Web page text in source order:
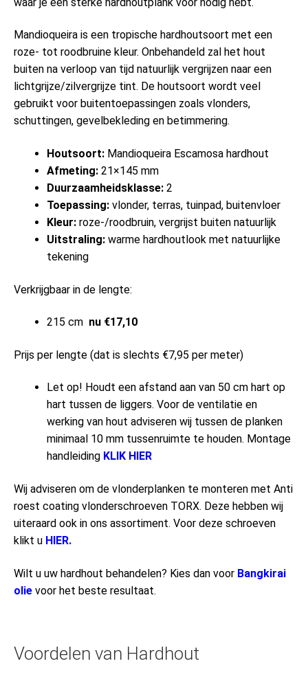
Mandioqueira is een tropische hardhoutsoort met een
roze- tot roodbruine kleur. Onbehandeld zal het hout
buiten na verloop van tijd natuurlijk vergrijzen naar een
lichtgrijze/zilvergrijze tint. De houtsoort wordt veel
gebruikt voor buitentoepassingen zoals vlonders,
schuttingen, gevelbekleding en betimmering.
Houtsoort: Mandioqueira Escamosa hardhout
Afmeting: 21×145 mm
Duurzaamheidsklasse: 2
Toepassing: vlonder, terras, tuinpad, buitenvloer
Kleur: roze-/roodbruin, vergrijst buiten natuurlijk
Uitstraling: warme hardhoutlook met natuurlijke
tekening
Verkrijgbaar in de lengte:
215 cm nu €17,10
Prijs per lengte (dat is slechts €7,95 per meter)
Let op! Houdt een afstand aan van 50 cm hart op
hart tussen de liggers. Voor de ventilatie en
werking van hout adviseren wij tussen de planken
minimaal 10 mm tussenruimte te houden. Montage
handleiding KLIK HIER
Wij adviseren om de vlonderplanken te monteren met Anti
roest coating vlonderschroeven TORX. Deze hebben wij
uiteraard ook in ons assortiment. Voor deze schroeven
klikt u HIER.
Wilt u uw hardhout behandelen? Kies dan voor Bangkirai
olie voor het beste resultaat.
Voordelen van Hardhout